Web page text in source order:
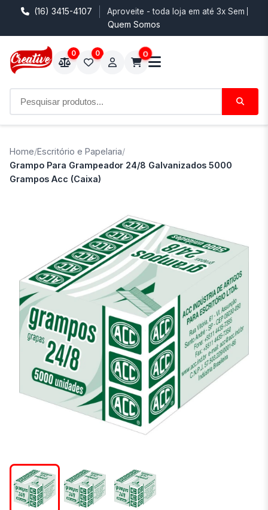
(16) 3415-4107 Aproveite - toda loja em até 3x Sem
Quem Somos
0 0 0
Home/Escritório e Papelaria/
Grampo Para Grampeador 24/8 Galvanizados 5000
Grampos Acc (Caixa)